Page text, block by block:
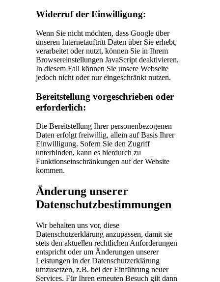
Widerruf der Einwilligung:
Wenn Sie nicht möchten, dass Google über
unseren Internetauftritt Daten über Sie erhebt,
verarbeitet oder nutzt, können Sie in Ihrem
Browsereinstellungen JavaScript deaktivieren.
In diesem Fall können Sie unsere Webseite
jedoch nicht oder nur eingeschränkt nutzen.
Bereitstellung vorgeschrieben oder
erforderlich:
Die Bereitstellung Ihrer personenbezogenen
Daten erfolgt freiwillig, allein auf Basis Ihrer
Einwilligung. Sofern Sie den Zugriff
unterbinden, kann es hierdurch zu
Funktionseinschränkungen auf der Website
kommen.
Änderung unserer
Datenschutzbestimmungen
Wir behalten uns vor, diese
Datenschutzerklärung anzupassen, damit sie
stets den aktuellen rechtlichen Anforderungen
entspricht oder um Änderungen unserer
Leistungen in der Datenschutzerklärung
umzusetzen, z.B. bei der Einführung neuer
Services. Für Ihren erneuten Besuch gilt dann